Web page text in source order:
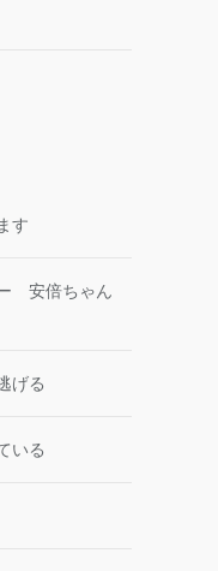
す
安倍ちゃん
げる
いる